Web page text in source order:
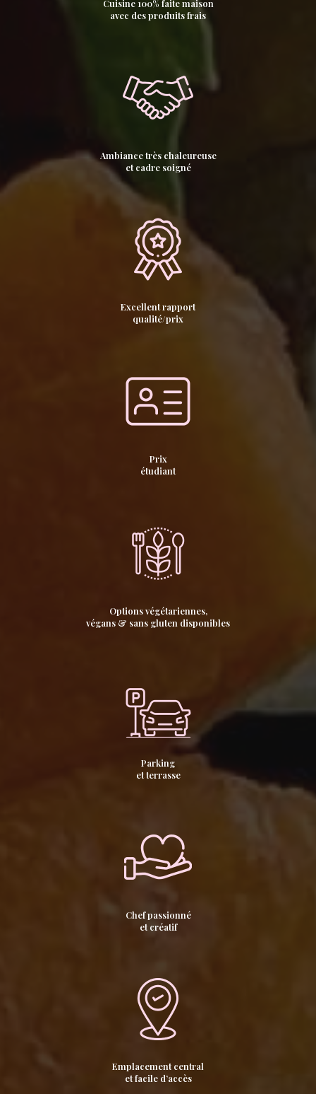
Cuisine 100% faite maison
avec des produits frais
Ambiance très chaleureuse
et cadre soigné
Excellent rapport
qualité/prix
Prix
étudiant
Options végétariennes,
végans & sans gluten disponibles
Parking
et terrasse
Chef passionné
et créatif
Emplacement central
et facile d’accès